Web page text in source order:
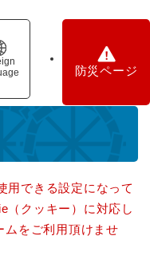
防災ページ
用できる設定になって
（クッキー）に対応し
ムをご利用頂けませ